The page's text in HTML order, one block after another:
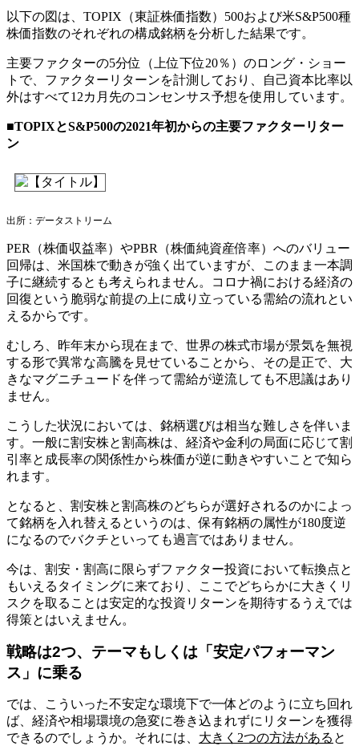
以下の図は、TOPIX（東証株価指数）500および米S&P500種
株価指数のそれぞれの構成銘柄を分析した結果です。
主要ファクターの5分位（上位下位20％）のロング・ショー
トで、ファクターリターンを計測しており、自己資本比率以
外はすべて12カ月先のコンセンサス予想を使用しています。
■TOPIXとS&P500の2021年初からの主要ファクターリター
ン
出所：データストリーム
PER（株価収益率）やPBR（株価純資産倍率）へのバリュー
回帰は、米国株で動きが強く出ていますが、このまま一本調
子に継続するとも考えられません。コロナ禍における経済の
回復という脆弱な前提の上に成り立っている需給の流れとい
えるからです。
むしろ、昨年末から現在まで、世界の株式市場が景気を無視
する形で異常な高騰を見せていることから、その是正で、大
きなマグニチュードを伴って需給が逆流しても不思議はあり
ません。
こうした状況においては、銘柄選びは相当な難しさを伴いま
す。一般に割安株と割高株は、経済や金利の局面に応じて割
引率と成長率の関係性から株価が逆に動きやすいことで知ら
れます。
となると、割安株と割高株のどちらが選好されるのかによっ
て銘柄を入れ替えるというのは、保有銘柄の属性が180度逆
になるのでバクチといっても過言ではありません。
今は、割安・割高に限らずファクター投資において転換点と
もいえるタイミングに来ており、ここでどちらかに大きくリ
スクを取ることは安定的な投資リターンを期待するうえでは
得策とはいえません。
戦略は2つ、テーマもしくは「安定パフォーマン
ス」に乗る
では、こういった不安定な環境下で一体どのように立ち回れ
ば、経済や相場環境の急変に巻き込まれずにリターンを獲得
できるのでしょうか。それには、 大きく2つの方法がある と